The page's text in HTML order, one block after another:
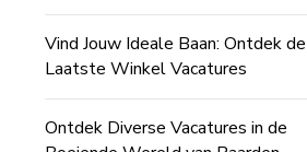
Vind Jouw Ideale Baan: Ontdek de
Laatste Winkel Vacatures
Ontdek Diverse Vacatures in de